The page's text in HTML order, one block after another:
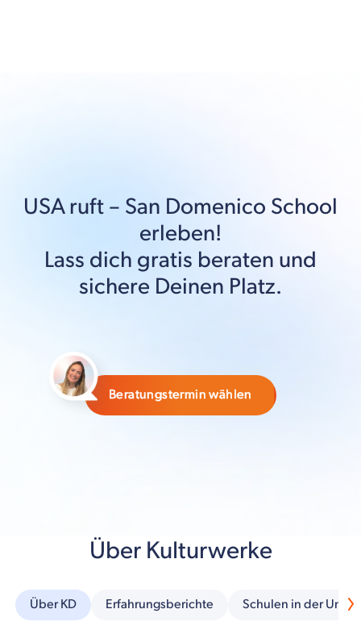
USAruft – San Domenico School
erleben!
Lass dich gratis beraten und
sichere Deinen Platz.
Beratungstermin wählen
Über Kulturwerke
Über KD Erfahrungsberichte Schulen in der